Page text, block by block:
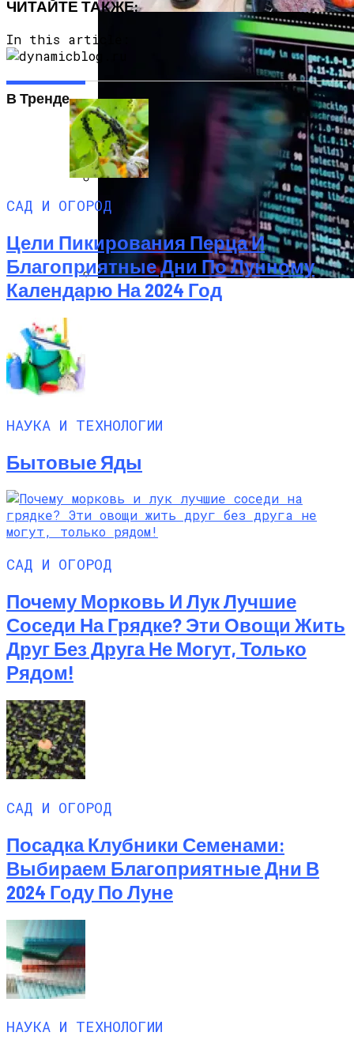
Преимущества И Особенности
IT-Армия Украины Может Пойти По
ЧИТАЙТЕ ТАКЖЕ:
In this article:
В Тренде
САД И ОГОРОД
Цели Пикирования Перца И
Благоприятные Дни По Лунному
Календарю На 2024 Год
НАУКА И ТЕХНОЛОГИИ
Бытовые Яды
САД И ОГОРОД
Почему Морковь И Лук Лучшие
Соседи На Грядке? Эти Овощи Жить
Друг Без Друга Не Могут, Только
Рядом!
САД И ОГОРОД
Посадка Клубники Семенами:
Выбираем Благоприятные Дни В
2024 Году По Луне
НАУКА И ТЕХНОЛОГИИ